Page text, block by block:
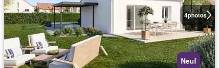
4photos
Neuf